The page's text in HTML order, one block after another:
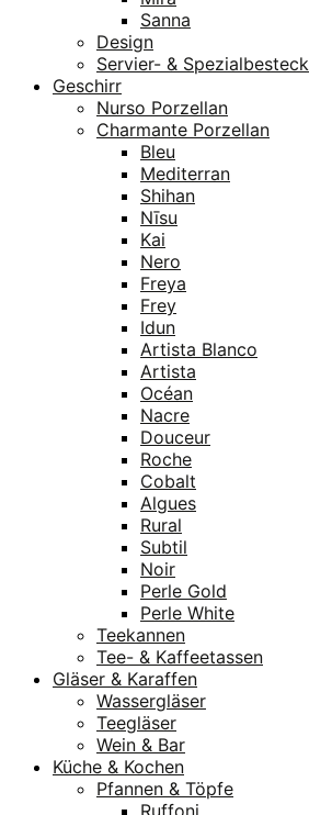
Sanna
Design
Servier- & Spezialbesteck
Geschirr
Nurso Porzellan
Charmante Porzellan
Bleu
Mediterran
Shihan
Nīsu
Kai
Nero
Freya
Frey
Idun
Artista Blanco
Artista
Océan
Nacre
Douceur
Roche
Cobalt
Algues
Rural
Subtil
Noir
Perle Gold
Perle White
Teekannen
Tee- & Kaffeetassen
Gläser & Karaffen
Wassergläser
Teegläser
Wein & Bar
Küche & Kochen
Pfannen & Töpfe
Ruffoni